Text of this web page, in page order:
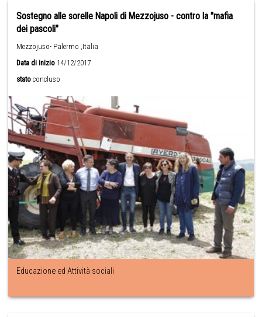
Sostegno alle sorelle Napoli di Mezzojuso - contro la "mafia
dei pascoli"
Mezzojuso- Palermo ,Italia
Data di inizio 14/12/2017
stato concluso
Educazione ed Attività sociali